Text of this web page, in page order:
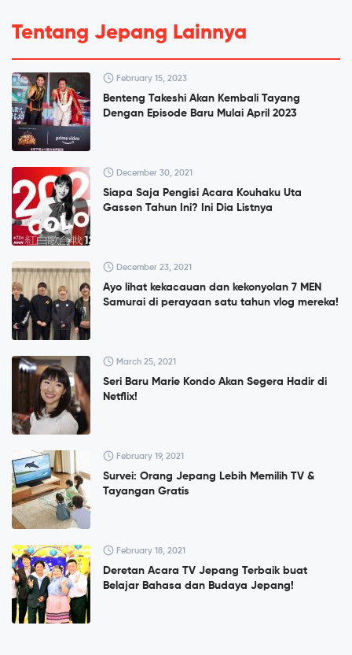
Tentang Jepang Lainnya
February 15, 2023
Benteng Takeshi Akan Kembali Tayang
Dengan Episode Baru Mulai April 2023
December 30, 2021
Siapa Saja Pengisi Acara Kouhaku Uta
Gassen Tahun Ini? Ini Dia Listnya
December 23, 2021
Ayo lihat kekacauan dan kekonyolan 7 MEN
Samurai di perayaan satu tahun vlog mereka!
March 25, 2021
Seri Baru Marie Kondo Akan Segera Hadir di
Netflix!
February 19, 2021
Survei: Orang Jepang Lebih Memilih TV &
Tayangan Gratis
February 18, 2021
Deretan Acara TV Jepang Terbaik buat
Belajar Bahasa dan Budaya Jepang!